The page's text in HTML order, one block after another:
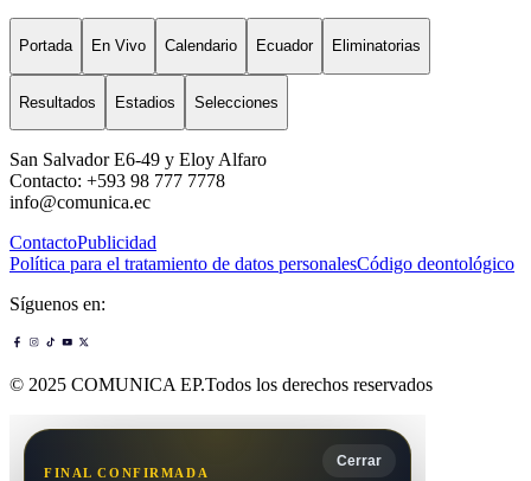
Portada En Vivo Calendario Ecuador Eliminatorias
Resultados Estadios Selecciones
San Salvador E6-49 y Eloy Alfaro
Contacto: +593 98 777 7778
info@comunica.ec
ContactoPublicidad
Política para el tratamiento de datos personalesCódigo deontológico
Síguenos en:
© 2025 COMUNICA EP.Todos los derechos reservados
Cerrar
FINAL CONFIRMADA